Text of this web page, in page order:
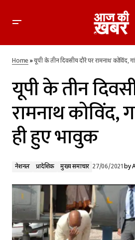
यूपी के तीन दिवसीय दौरे पर रामनाथ
Home»यूपी के तीन दिवसीय दौरे पर रामनाथ कोविंद,
यूपी के तीन
रामनाथ कोविंद,
ही हुए भावुक
नेशनल प्रादेशिक मुख्य समाचार 27/06/2021by